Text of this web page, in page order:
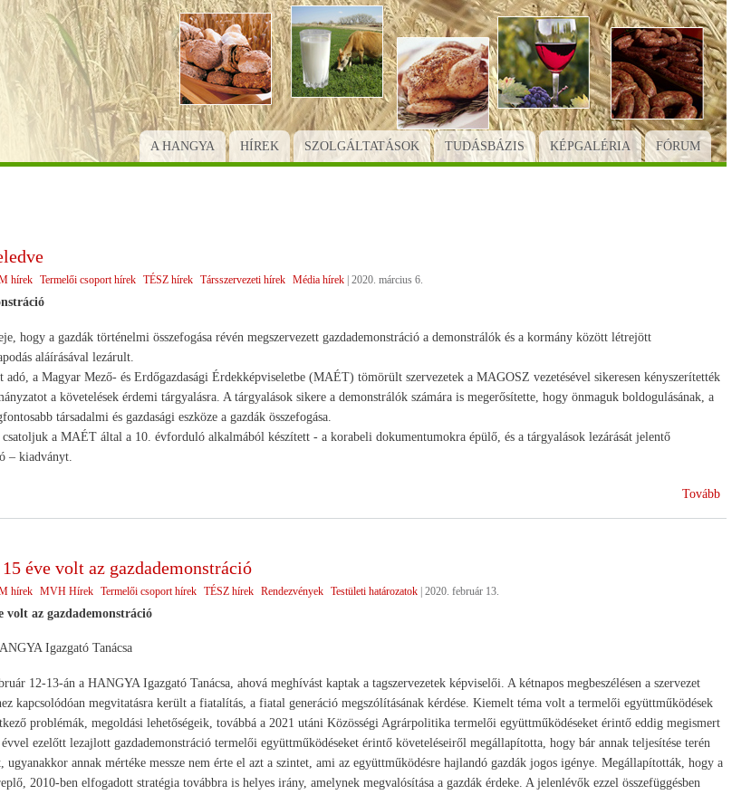
Ugrás
a
tartalomra
A HANGYA HÍREK SZOLGÁLTATÁSOK TUDÁSBÁZIS KÉPGALÉRIA FÓRUM
hírek Termelői csoport hírek TÉSZ hírek Társszervezeti hírek Média hírek 2020. március 6.
hogy a gazdák történelmi összefogása révén megszervezett gazdademonstráció a demonstrálók és a kormány között létrejött
aláírásával lezárult.
adó, a Magyar Mező- és Erdőgazdasági Érdekképviseletbe (MAÉT) tömörült szervezetek a MAGOSZ vezetésével sikeresen kényszerítették
a követelések érdemi tárgyalásra. A tárgyalások sikere a demonstrálók számára is megerősítette, hogy önmaguk boldogulásának, a
társadalmi és gazdasági eszköze a gazdák összefogása.
a MAÉT által a 10. évforduló alkalmából készített - a korabeli dokumentumokra épülő, és a tárgyalások lezárását jelentő
– kiadványt.
Tovább
éve volt az gazdademonstráció
hírek MVH Hírek Termelői csoport hírek TÉSZ hírek Rendezvények Testületi határozatok | 2020. február 13.
volt az gazdademonstráció
Igazgató Tanácsa
12-13-án a HANGYA Igazgató Tanácsa, ahová meghívást kaptak a tagszervezetek képviselői. A kétnapos megbeszélésen a szervezet
kapcsolódóan megvitatásra került a fiatalítás, a fiatal generáció megszólításának kérdése. Kiemelt téma volt a termelői együttműködések
problémák, megoldási lehetőségeik, továbbá a 2021 utáni Közösségi Agrárpolitika termelői együttműködéseket érintő eddig megismert
ezelőtt lezajlott gazdademonstráció termelői együttműködéseket érintő követeléseiről megállapította, hogy bár annak teljesítése terén
ugyanakkor annak mértéke messze nem érte el azt a szintet, ami az együttműködésre hajlandó gazdák jogos igénye. Megállapították, hogy a
2010-ben elfogadott stratégia továbbra is helyes irány, amelynek megvalósítása a gazdák érdeke. A jelenlévők ezzel összefüggésben